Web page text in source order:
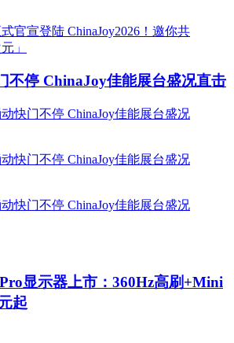
不停 ChinaJoy佳能展台盛况直击
显示器上市：360Hz高刷+Mini
起